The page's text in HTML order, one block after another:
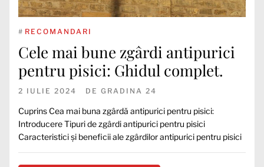
# RECOMANDARI
Cele mai bune zgârdi antipurici
pentru pisici: Ghidul complet.
2 IULIE 2024 DE GRADINA 24
Cuprins Cea mai buna zgârdă antipurici pentru pisici:
Introducere Tipuri de zgârdi antipurici pentru pisici
Caracteristici și beneficii ale zgârdilor antipurici pentru pisici